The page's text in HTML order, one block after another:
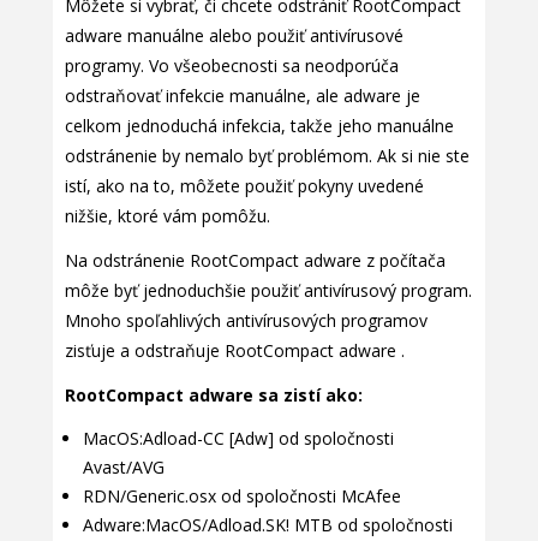
Môžete si vybrať, či chcete odstrániť RootCompact
adware manuálne alebo použiť antivírusové
programy. Vo všeobecnosti sa neodporúča
odstraňovať infekcie manuálne, ale adware je
celkom jednoduchá infekcia, takže jeho manuálne
odstránenie by nemalo byť problémom. Ak si nie ste
istí, ako na to, môžete použiť pokyny uvedené
nižšie, ktoré vám pomôžu.
Na odstránenie RootCompact adware z počítača
môže byť jednoduchšie použiť antivírusový program.
Mnoho spoľahlivých antivírusových programov
zisťuje a odstraňuje RootCompact adware .
RootCompact adware sa zistí ako:
MacOS:Adload-CC [Adw] od spoločnosti
Avast/AVG
RDN/Generic.osx od spoločnosti McAfee
Adware:MacOS/Adload.SK! MTB od spoločnosti